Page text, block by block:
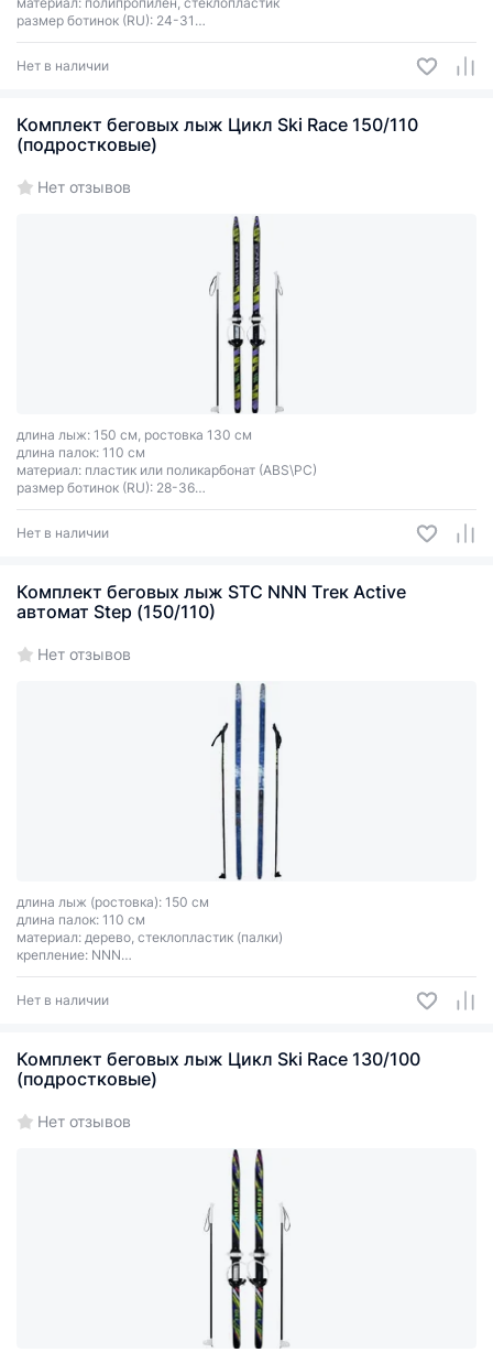
размер ботинок (RU): 24-31
тип креплений: 2 ремня
Нет в наличии
Комплект беговых лыж Цикл Ski Race 150/110
(подростковые)
Нет отзывов
длина лыж: 150 см, ростовка 130 см
длина палок: 110 см
материал: пластик или поликарбонат (ABS\PC)
размер ботинок (RU): 28-36
тип креплений: универсальное Цикл
Нет в наличии
Комплект беговых лыж STC NNN Тrек Active
автомат Step (150/110)
Нет отзывов
длина лыж (ростовка): 150 см
длина палок: 110 см
материал: дерево, cтеклопластик (палки)
крепление: NNN
цвет: белый, cиний
Нет в наличии
Комплект беговых лыж Цикл Ski Race 130/100
(подростковые)
Нет отзывов